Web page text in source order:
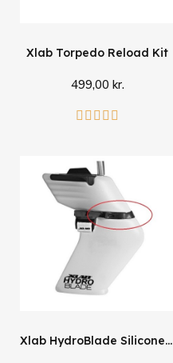
Xlab Torpedo Reload Kit
499,00 kr.
    
Xlab HydroBlade Silicone Strap